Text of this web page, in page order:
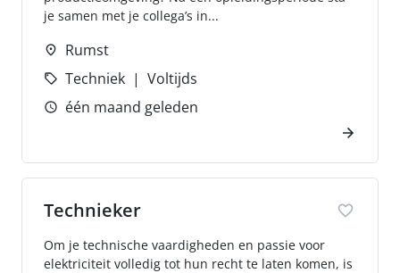
je samen met je collega’s in...
Rumst
Techniek
Voltijds
één maand geleden
Technieker
Om je technische vaardigheden en passie voor
elektriciteit volledig tot hun recht te laten komen, is